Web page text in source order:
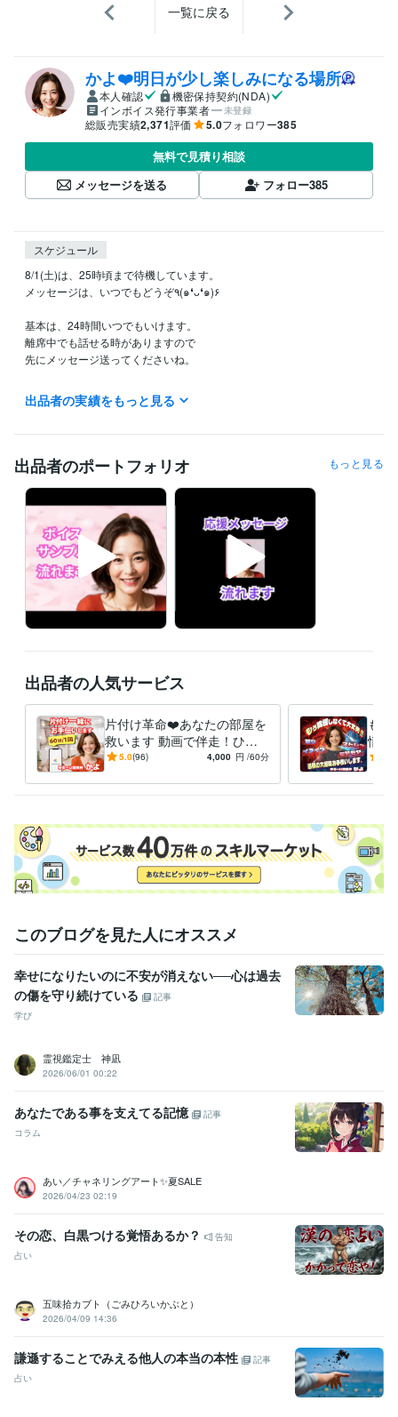
一覧に戻る
かよ❤️明日が少し楽しみになる場所
本人確認
機密保持契約(NDA)
インボイス発行事業者
未登録
総販売実績2,371評価 5.0フォロワー385
無料で見積り相談
メッセージを送る
フォロー385
スケジュール
8/1(土)は、25時頃まで待機しています。
メッセージは、いつでもどうぞ٩(๑❛ᴗ❛๑)۶
基本は、24時間いつでもいけます。
離席中でも話せる時がありますので
先にメッセージ送ってくださいね。
その間いつでも話せます♡
ちょっと話したいな。って時も、しっかり話したいな。って時も大歓迎
♪ コンテンツマーケットに出品中です ♪
介護をされているご家族さまに向けて書きました。
「介護で1番大切なのは、あなたが壊れないこと」
少しでも心が軽くなりますように♡
https://coconala.com/contents_market/articles/cmezfx4pr0l7z9p0hpm31
4xs3
ポートフォリオにボイスサンプル
載せてます♪( ´▽｀)
私の関西弁や雰囲気わかると思うので
待機してない時でもメッセージは
いつでもお受けしてます♪
おかげさまで、1000件超えました。
本当ありがとうございます(^-^)
嬉しいです。
ブログ書いてます(´ ▽ ` )
介護の事や日常書いてます♪
毎日投稿してます(*´∇｀*)
良かったら読んでみて下さいね♡
経験職種
ライフスタイル・その他 / その他
地域で有名な介護事業所
受賞歴
プラチナランク
得意分野
出品者の実績をもっと見る
出品者のポートフォリオ もっと見る
出品者の人気サービス
片付け革命❤️あなたの部屋を
救います 動画で伴走！ひと
りでできない断捨離を一緒に
5.0(96) 4,000 円 /60分
もう
情の
怒り
このブログを見た人にオススメ
幸せになりたいのに不安が消えない──心は過去
の傷を守り続けている
記事
学び
霊視鑑定士 神凪
2026/06/01 00:22
あなたである事を支えてる記憶
記事
コラム
あい／チャネリングアート✨夏SALE
2026/04/23 02:19
その恋、白黒つける覚悟あるか？
告知
占い
五味拾カブト（ごみひろいかぶと）
2026/04/09 14:36
謙遜することでみえる他人の本当の本性
記事
占い